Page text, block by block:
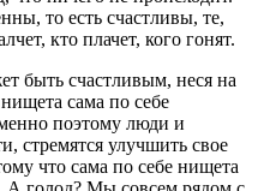
то есть счастливы, те,
кто плачет, кого гонят.
быть счастливым, неся на
сама по себе
поэтому люди и
стремятся улучшить свое
что сама по себе нищета